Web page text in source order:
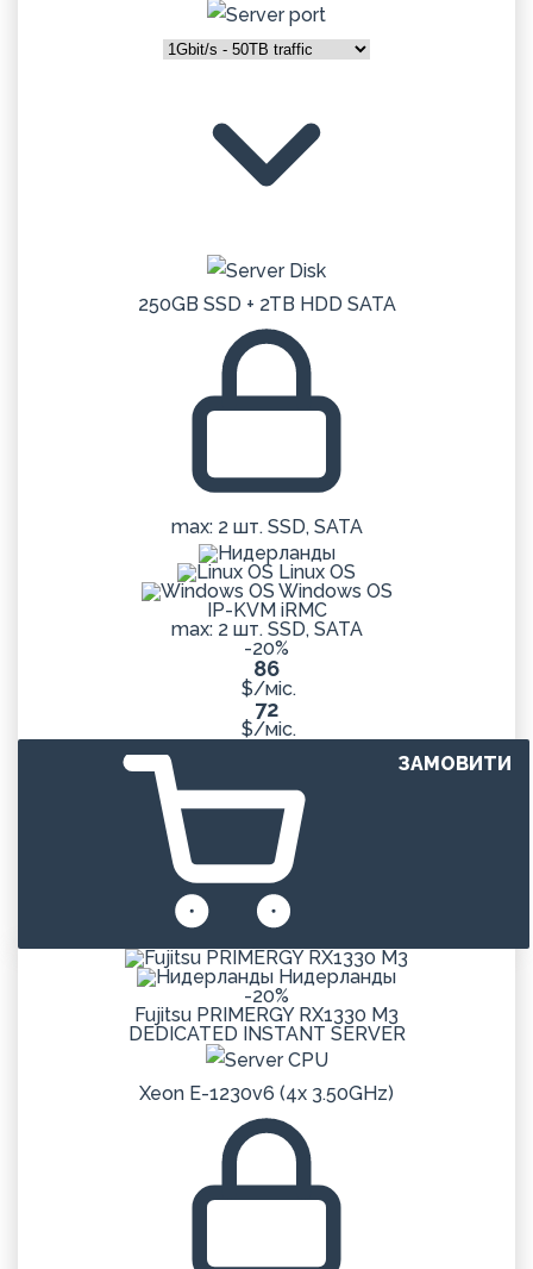
250GB SSD + 2TB HDD SATA
max: 2 шт. SSD, SATA
Linux OS
Windows OS
IP-KVM iRMC
max: 2 шт. SSD, SATA
-20%
86
$/міс.
72
$/міс.
ЗАМОВИТИ
Нидерланды
-20%
Fujitsu PRIMERGY RX1330 M3
DEDICATED INSTANT SERVER
Xeon E-1230v6 (4x 3.50GHz)